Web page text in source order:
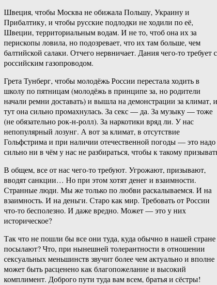
Швеция, чтобы Москва не обижала Польшу, Украину и
Прибалтику, и чтобы русские подлодки не ходили по её,
Швеции, территориальным водам. И не то, чтоб она их за
перископы ловила, но подозревает, что их там больше, чем
балтийской салаки. Отчего нервничает. Дания чего-то требует с
российским газопроводом.
Грета Тунберг, чтобы молодёжь России перестала ходить в
школу по пятницам (молодёжь в принципе за, но родители
начали ремни доставать) и вышла на демонстрации за климат, и
тут она сильно промахнулась. За секс — да. За музыку — тоже
(не обязательно рок-н-ролл). За наркотики вряд ли. У нас
непопулярный лозунг. А вот за климат, в отсутствие
Гольфстрима и при наличии отечественной погоды — это надо
сильно ни в чём у нас не разбираться, чтобы к такому
В общем, все от нас чего-то требуют. Угрожают, призывают,
вводят санкции… Но при этом хотят денег и взаимности.
Странные люди. Мы же только по любви раскалываемся. И на
взаимность. И на деньги. Старо как мир. Требовать от России
что-то бесполезно. И даже вредно. Может — это у них
историческое?
Так что не пошли бы все они туда, куда обычно в нашей стране
посылают? Что, при нынешней толерантности в отношении
сексуальных меньшинств звучит более чем актуально и вполне
может быть расценено как благопожелание и высокий
комплимент. Доброго пути туда вам всем, братья и сёстры!